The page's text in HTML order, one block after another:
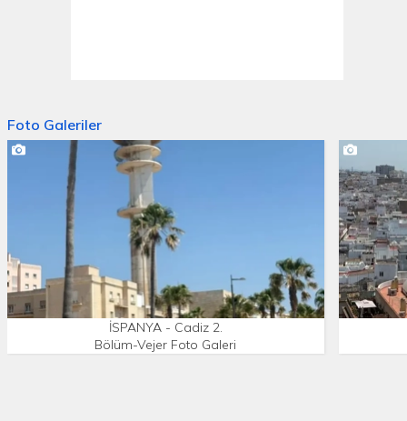
Foto Galeriler
İSPANYA - Cadiz 2.
Bölüm-Vejer Foto Galeri